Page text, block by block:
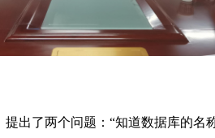
出了两个问题：“知道数据库的名